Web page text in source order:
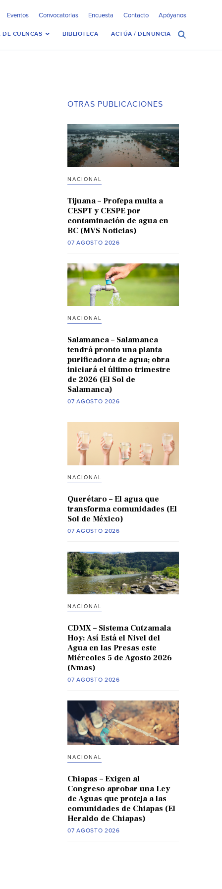
Eventos Convocatorias Encuesta Contacto Apóyanos
DE CUENCAS BIBLIOTECA ACTÚA / DENUNCIA
OTRAS PUBLICACIONES
NACIONAL
Tijuana – Profepa multa a
CESPT y CESPE por
contaminación de agua en
BC (MVS Noticias)
07 AGOSTO 2026
NACIONAL
Salamanca – Salamanca
tendrá pronto una planta
purificadora de agua; obra
iniciará el último trimestre
de 2026 (El Sol de
Salamanca)
07 AGOSTO 2026
NACIONAL
Querétaro – El agua que
transforma comunidades (El
Sol de México)
07 AGOSTO 2026
NACIONAL
CDMX – Sistema Cutzamala
Hoy: Así Está el Nivel del
Agua en las Presas este
Miércoles 5 de Agosto 2026
(Nmas)
07 AGOSTO 2026
NACIONAL
Chiapas – Exigen al
Congreso aprobar una Ley
de Aguas que proteja a las
comunidades de Chiapas (El
Heraldo de Chiapas)
07 AGOSTO 2026